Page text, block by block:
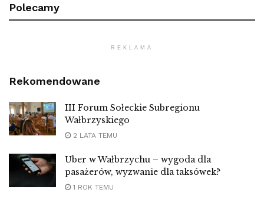
Polecamy
REKLAMA
Rekomendowane
III Forum Sołeckie Subregionu
Wałbrzyskiego
2 LATA TEMU
Uber w Wałbrzychu – wygoda dla
pasażerów, wyzwanie dla taksówek?
1 ROK TEMU